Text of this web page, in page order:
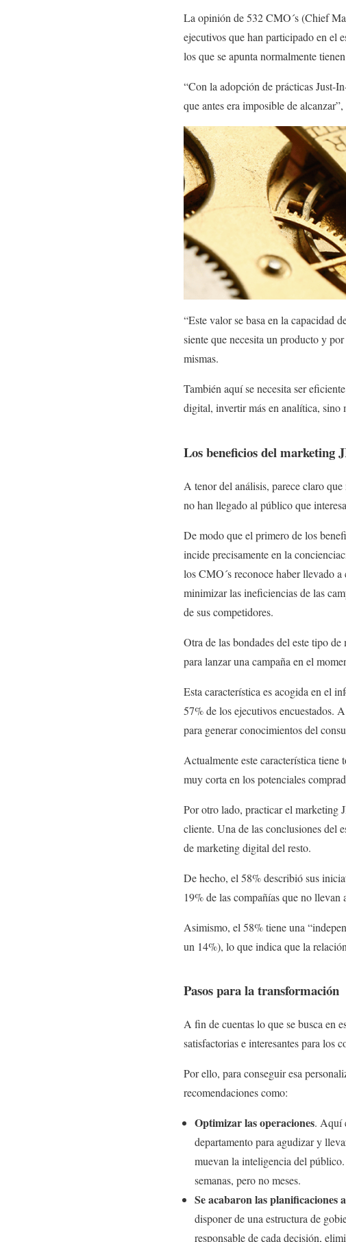
La opinión de 532 CMO´s (Chief
ejecutivos que han participado en el
los que se apunta normalmente
“Con la adopción de prácticas Just-
que antes era imposible de
“Este valor se basa en la capacidad
siente que necesita un producto y
mismas.
También aquí se necesita ser
digital, invertir más en analítica, sino
Los beneficios del marketing
A tenor del análisis, parece claro
no han llegado al público que
De modo que el primero de los
incide precisamente en la
los CMO´s reconoce haber llevado a
minimizar las ineficiencias de las
de sus competidores.
Otra de las bondades del este tipo
para lanzar una campaña en el
Esta característica es acogida en el
57% de los ejecutivos encuestados.
para generar conocimientos del
Actualmente este característica
muy corta en los potenciales
Por otro lado, practicar el marketing
cliente. Una de las conclusiones del
de marketing digital del resto.
De hecho, el 58% describió sus
19% de las compañías que no llevan
Asimismo, el 58% tiene una
un 14%), lo que indica que la
Pasos para la transformación
A fin de cuentas lo que se busca en
satisfactorias e interesantes para los
Por ello, para conseguir esa
recomendaciones como:
Optimizar las operaciones. Aquí
departamento para agudizar y
muevan la inteligencia del
semanas, pero no meses.
Se acabaron las planificaciones
disponer de una estructura de
responsable de cada decisión,